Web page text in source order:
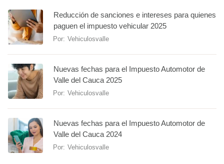
Reducción de sanciones e intereses para quienes
paguen el impuesto vehicular 2025
Por: Vehiculosvalle
Nuevas fechas para el Impuesto Automotor de
Valle del Cauca 2025
Por: Vehiculosvalle
Nuevas fechas para el Impuesto Automotor de
Valle del Cauca 2024
Por: Vehiculosvalle